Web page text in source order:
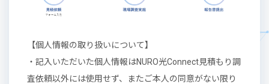
【個人情報の取り扱いについて】
・記入いただいた個人情報はNURO光Connect見積もり調
査依頼以外には使用せず、またご本人の同意がない限り